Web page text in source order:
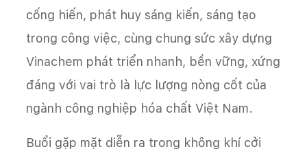
cống hiến, phát huy sáng kiến, sáng tạo
trong công việc, cùng chung sức xây dựng
Vinachem phát triển nhanh, bền vững, xứng
đáng với vai trò là lực lượng nòng cốt của
ngành công nghiệp hóa chất Việt Nam.
Buổi gặp mặt diễn ra trong không khí cởi